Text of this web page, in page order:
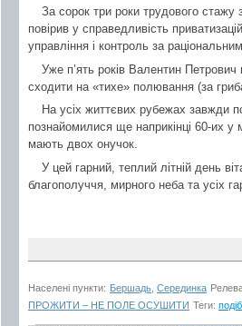
За сорок три роки трудового стажу
повірив у справедливість
управління і контроль за
Уже п’ять років Валентин
сходити на «тихе» полювання (за
На усіх життєвих рубежах завжди
познайомилися ще наприкінці 60-их у
мають двох онучок.
У цей гарний, теплий літній день
благополуччя, мирного неба та усіх
Населені пункти: Бершадь Серединка
ПРОЖИТИ – НЕ ПОЛЕ ОСУШИТИ Теги: